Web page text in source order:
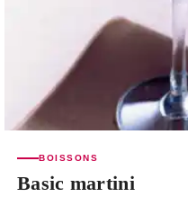
BOISSONS
Basic martini